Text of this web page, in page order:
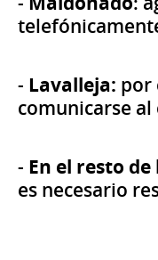
- Lavalleja: por
comunicarse al
- En el resto
es necesario